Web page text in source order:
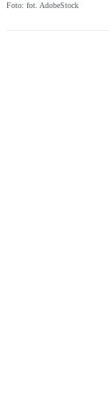
Foto: fot. AdobeStock